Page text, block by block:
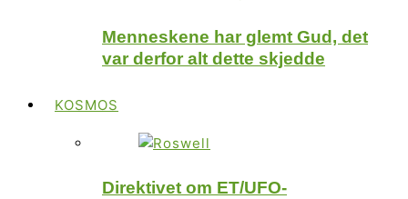
Menneskene har glemt Gud, det
var derfor alt dette skjedde
KOSMOS
Direktivet om ET/UFO-